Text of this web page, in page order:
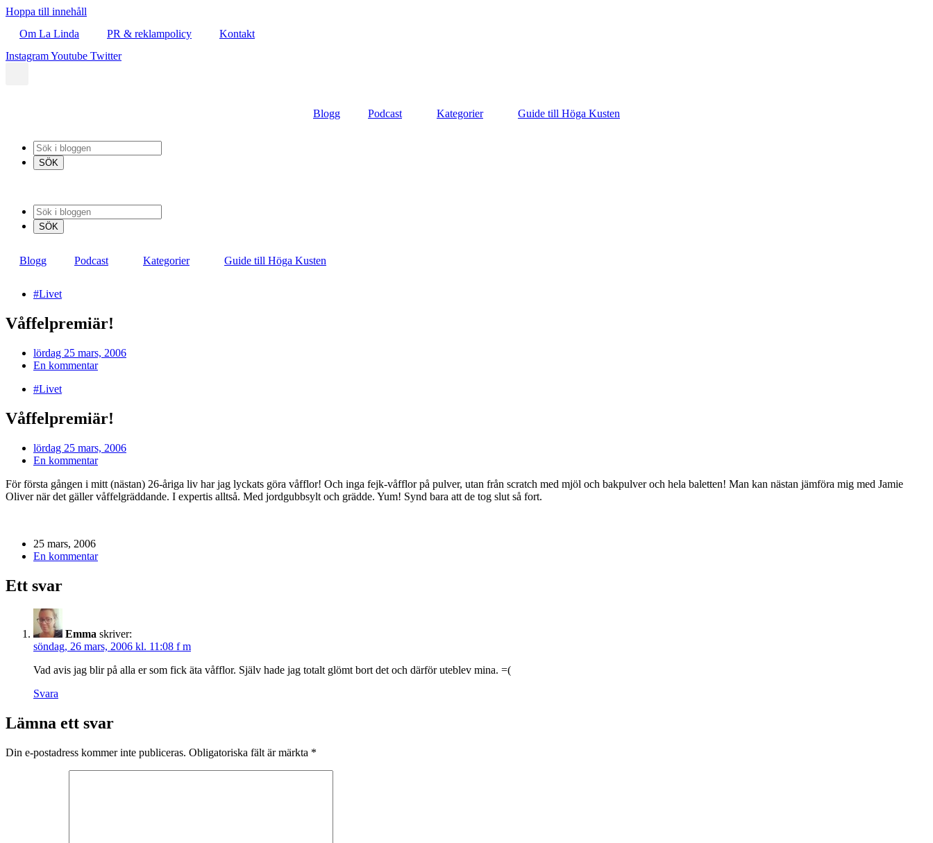
Hoppa till innehåll
Om La Linda
PR & reklampolicy
Kontakt
InstagramYoutube Twitter
Blogg Podcast Kategorier Guide till Höga Kusten
Blogg Podcast Kategorier Guide till Höga Kusten
#Livet
Våffelpremiär!
lördag 25 mars, 2006
En kommentar
#Livet
Våffelpremiär!
lördag 25 mars, 2006
En kommentar
För första gången i mitt (nästan) 26-åriga liv har jag lyckats göra våfflor! Och inga fejk-våfflor på pulver, utan från scratch med mjöl och bakpulver och hela baletten! Man kan nästan jämföra mig med Jamie
Oliver när det gäller våffelgräddande. I expertis alltså. Med jordgubbsylt och grädde. Yum! Synd bara att de tog slut så fort.
25 mars, 2006
En kommentar
Ett svar
Emma skriver:
söndag, 26 mars, 2006 kl. 11:08 f m
Vad avis jag blir på alla er som fick äta våfflor. Själv hade jag totalt glömt bort det och därför uteblev mina. =(
Svara
Lämna ett svar
Din e-postadress kommer inte publiceras. Obligatoriska fält är märkta *